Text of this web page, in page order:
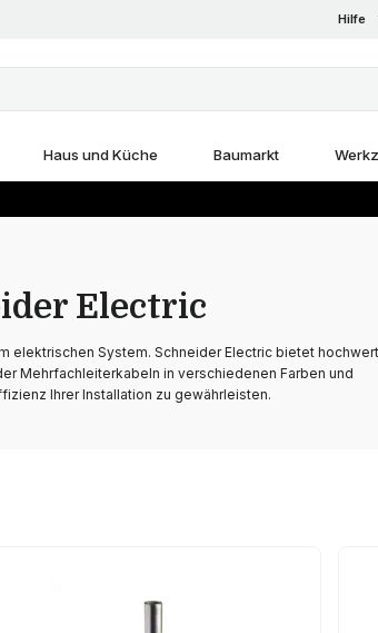
Hilfe
Haus und Küche Baumarkt
Electric
elektrischen System. Schneider Electric bietet
Mehrfachleiterkabeln in verschiedenen Farben und
Ihrer Installation zu gewährleisten.